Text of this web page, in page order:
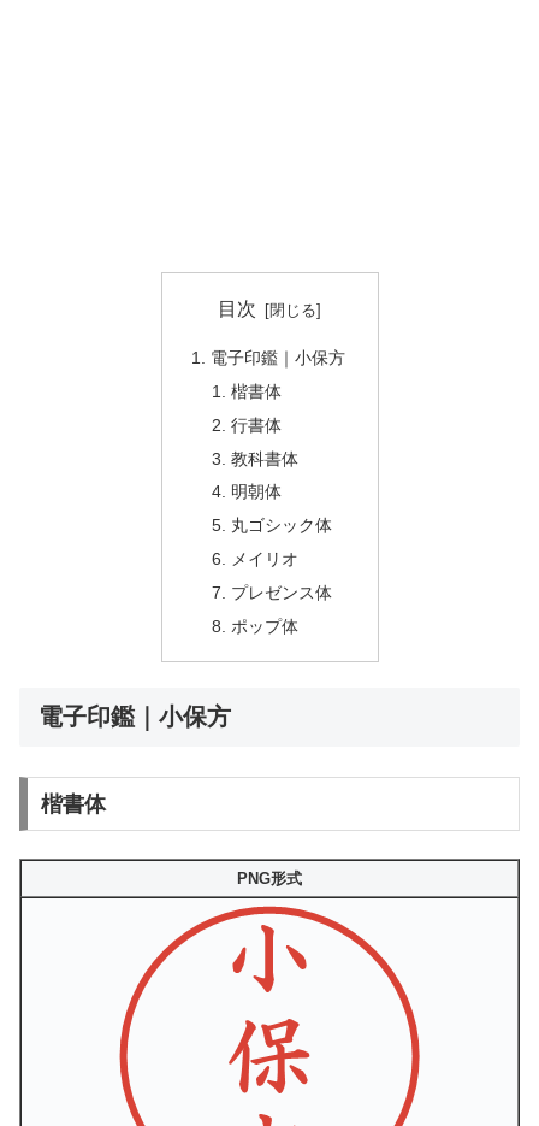
目次
電子印鑑｜小保方
楷書体
行書体
教科書体
明朝体
丸ゴシック体
メイリオ
プレゼンス体
ポップ体
電子印鑑｜小保方
楷書体
PNG形式